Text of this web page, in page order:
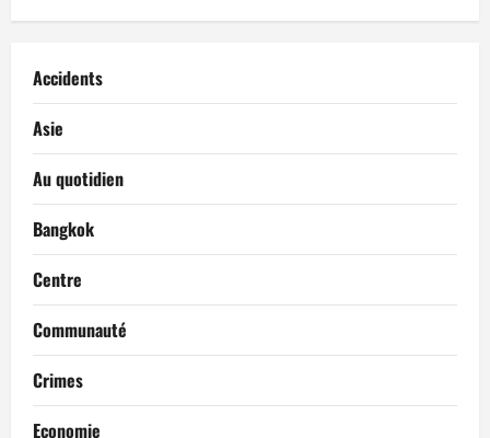
Accidents
Asie
Au quotidien
Bangkok
Centre
Communauté
Crimes
Economie